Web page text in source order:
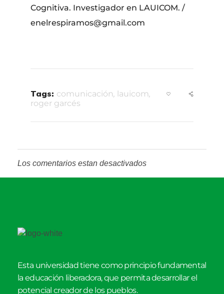
Cognitiva. Investigador en LAUICOM. /
enelrespiramos@gmail.com
Tags: comunicación lauicom
roger garcés
Los comentarios estan desactivados
Esta universidad tiene como principio fundamental
la educación liberadora, que permita desarrollar el
potencial creador de los pueblos.